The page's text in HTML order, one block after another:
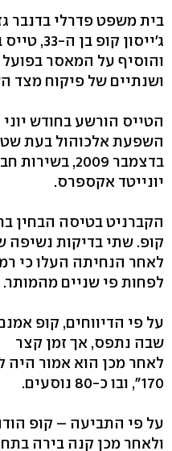
בית משפט פדרלי בדנבר
ג'ייסון קופ בן ה-33, טייס בחברת "יונייטד אקספרס",
והוסיף על המאסר
ושנתיים של פיקוח מצד
הטייס הורשע בחודש
השפעת אלכוהול בעת
בדצמבר 2009,
יונייטד אקספרס.
הקברניט בטיסה הבחין
קופ. שתי בדיקות נשיפה
לאחר הנחיתה העלו כי
לפחות פי שניים מהמותר.
על פי הדיווחים, קופ
שבה נתפס, אך זמן קצר
לאחר מכן הוא אמור היה
170", ובו כ-80 נוסעים.
על פי התביעה – קופ
ולאחר מכן קנה בירה